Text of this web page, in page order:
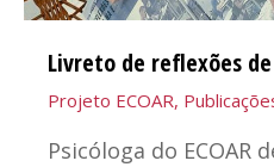
Livreto de reflexões
Projeto ECOAR,
Psicóloga do ECOAR